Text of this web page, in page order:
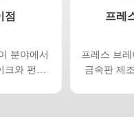
점
분야에서
와 펀치
프레
프레스 브
금속판 제